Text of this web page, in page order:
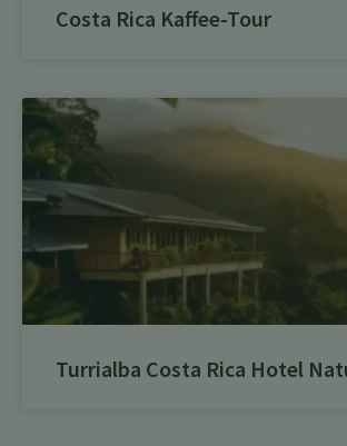
Costa Rica Kaffee-Tour
Turrialba Costa Rica Hotel